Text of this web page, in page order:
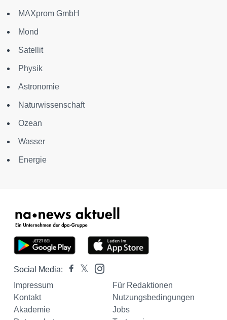
MAXprom GmbH
Mond
Satellit
Physik
Astronomie
Naturwissenschaft
Ozean
Wasser
Energie
Social Media:
Impressum
Für Redaktionen
Kontakt
Nutzungsbedingungen
Akademie
Jobs